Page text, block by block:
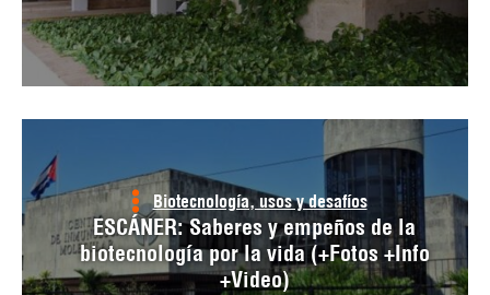
Biotecnología, usos y desafíos
ESCÁNER: Saberes y empeños de la
biotecnología por la vida (+Fotos +Info
+Video)